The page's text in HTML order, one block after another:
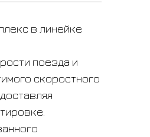
в линейке
поезда и
скоростного